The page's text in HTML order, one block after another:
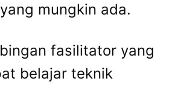
mungkin ada.
fasilitator yang
belajar teknik